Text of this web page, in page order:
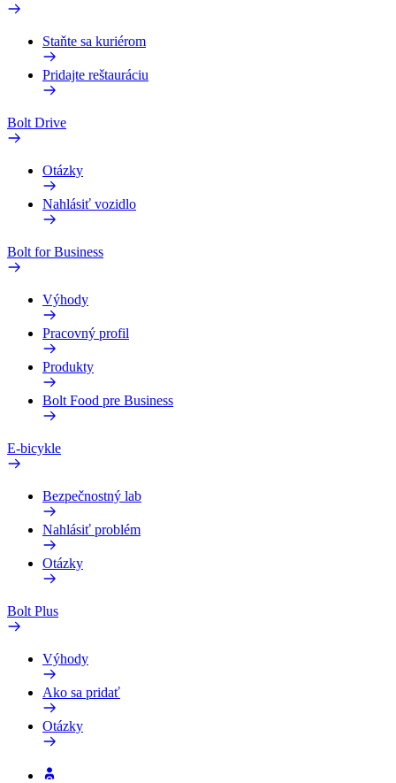
Staňte sa kuriérom
Pridajte reštauráciu
Bolt Drive
Otázky
Nahlásiť vozidlo
Bolt for Business
Výhody
Pracovný profil
Produkty
Bolt Food pre Business
E-bicykle
Bezpečnostný lab
Nahlásiť problém
Otázky
Bolt Plus
Výhody
Ako sa pridať
Otázky